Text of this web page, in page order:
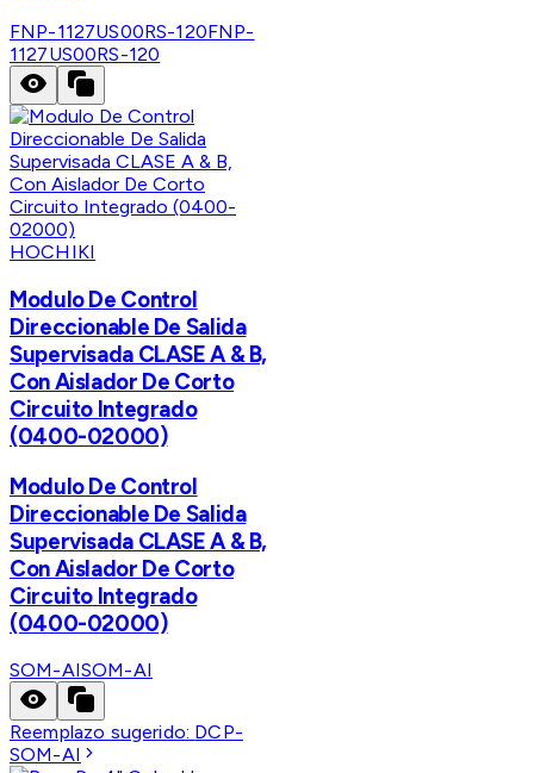
FNP-1127US00RS-120FNP-
1127US00RS-120
HOCHIKI
Modulo De Control
Direccionable De Salida
Supervisada CLASE A & B,
Con Aislador De Corto
Circuito Integrado
(0400-02000)
Modulo De Control
Direccionable De Salida
Supervisada CLASE A & B,
Con Aislador De Corto
Circuito Integrado
(0400-02000)
SOM-AISOM-AI
Reemplazo sugerido: DCP-
SOM-AI